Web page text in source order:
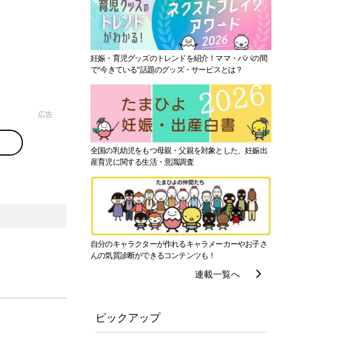
広告
妊娠・育児グッズのトレンドを紹介！ママ・パパの間
で“今きている”話題のグッズ・サービスとは？
全国の乳幼児をもつ母親・父親を対象とした、妊娠出
産育児に関する生活・意識調査
自分のキャラクターが作れるキャラメーカーやお子さ
んの気質診断ができるコンテンツも！
連載一覧へ
ピックアップ